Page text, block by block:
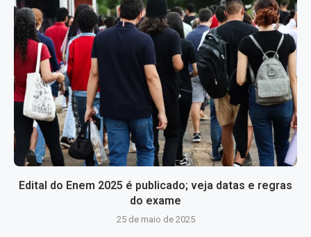
Edital do Enem 2025 é publicado; veja datas e regras
do exame
25 de maio de 2025